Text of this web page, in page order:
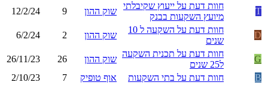
T
חוות דעת על ייעוץ שקיבלתי
מיועץ השקעות בבנק
שוק ההון 9
12/2/24
D
חוות דעת על השקעה ל 10
שנים
שוק ההון 2
6/2/24
G
חוות דעת על תכנית השקעה
ל25 שנים
שוק ההון 26
26/11/23
B
חוות דעת על בתי השקעות אוף טופיק 7
2/10/23